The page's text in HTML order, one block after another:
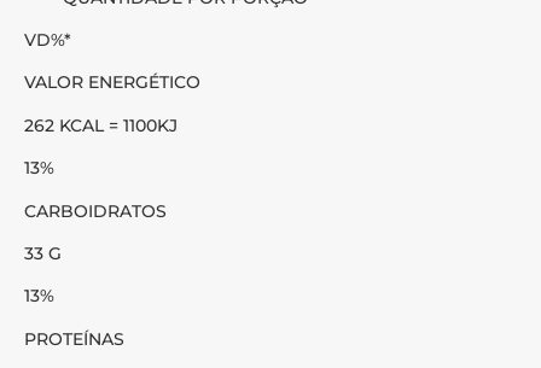
VD%*
VALOR ENERGÉTICO
262 KCAL = 1100KJ
13%
CARBOIDRATOS
33 G
13%
PROTEÍNAS